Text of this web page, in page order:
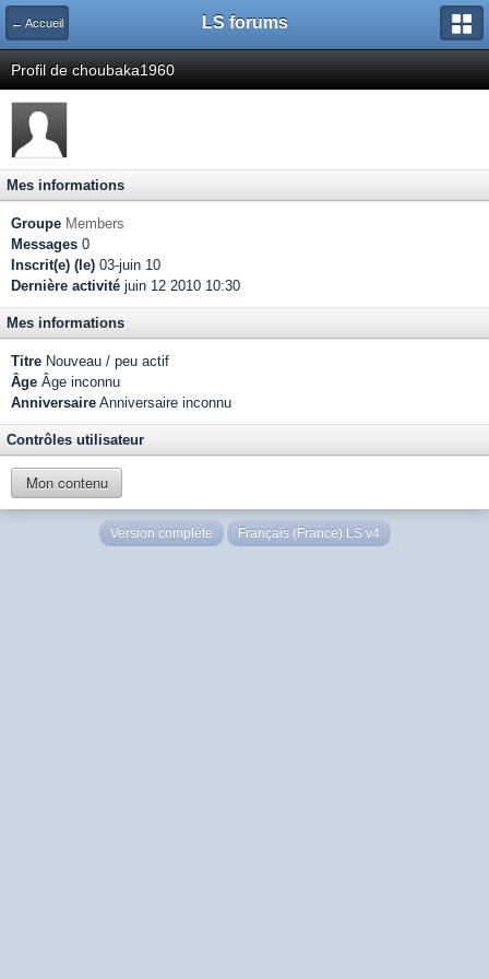
← Accueil LS forums
Profil de choubaka1960
Mes informations
Groupe Members
Messages 0
Inscrit(e) (le) 03-juin 10
Dernière activité juin 12 2010 10:30
Mes informations
Titre Nouveau / peu actif
Âge Âge inconnu
Anniversaire Anniversaire inconnu
Contrôles utilisateur
Mon contenu
Version complète Français (France) LS v4